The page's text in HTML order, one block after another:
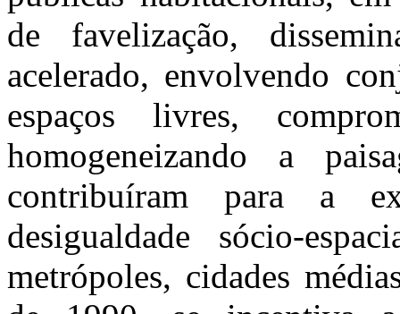
de favelização,
acelerado, envolvendo
espaços livres,
homogeneizando a
contribuíram para a
desigualdade sócio-
metrópoles, cidades